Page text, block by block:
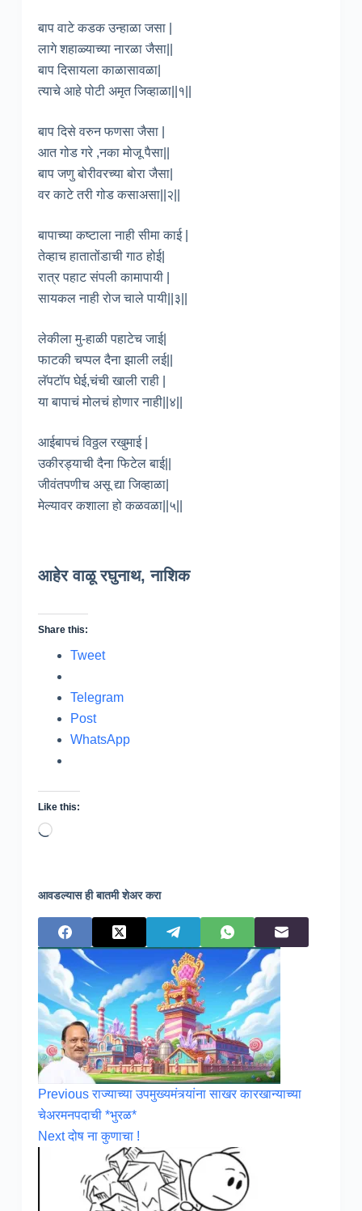
बाप वाटे कडक उन्हाळा जसा |
लागे शहाळ्याच्या नारळा जैसा||
बाप दिसायला काळासावळा|
त्याचे आहे पोटी अमृत जिव्हाळा||१||
बाप दिसे वरुन फणसा जैसा |
आत गोड गरे ,नका मोजू पैसा||
बाप जणु बोरीवरच्या बोरा जैसा|
वर काटे तरी गोड कसाअसा||२||
बापाच्या कष्टाला नाही सीमा काई |
तेव्हाच हातातोंडाची गाठ होई|
रात्र पहाट संपली कामापायी |
सायकल नाही रोज चाले पायी||३||
लेकीला मु-हाळी पहाटेच जाई|
फाटकी चप्पल दैना झाली लई||
लॅपटॉप घेई,चंची खाली राही |
या बापाचं मोलचं होणार नाही||४||
आईबापचं विठ्ठल रखुमाई |
उकीरड्याची दैना फिटेल बाई||
जीवंतपणीच असू द्या जिव्हाळा|
मेल्यावर कशाला हो कळवळा||५||
आहेर वाळू रघुनाथ, नाशिक
Share this:
Tweet
Telegram
Post
WhatsApp
Like this:
Loading…
आवडल्यास ही बातमी शेअर करा
Previousराज्याच्या उपमुख्यमंत्र्यांना साखर कारखान्याच्या
चेअरमनपदाची *भुरळ*
Nextदोष ना कुणाचा !